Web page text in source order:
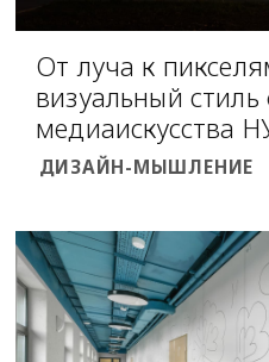
От луча к
визуальный стиль
медиаискусства
ДИЗАЙН-МЫШЛЕНИЕ